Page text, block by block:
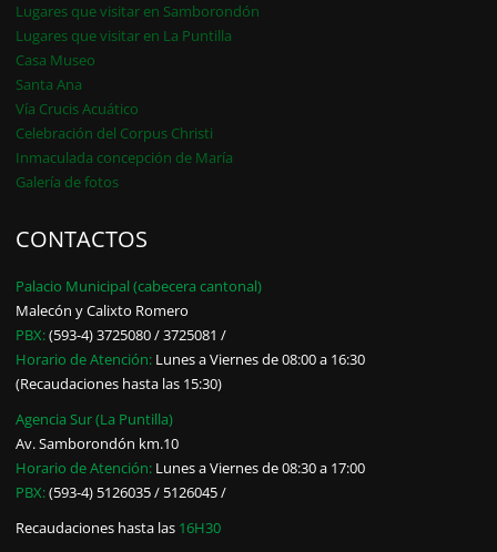
Lugares que visitar en Samborondón
Lugares que visitar en La Puntilla
Casa Museo
Santa Ana
Vía Crucis Acuático
Celebración del Corpus Christi
Inmaculada concepción de María
Galería de fotos
CONTACTOS
Palacio Municipal (cabecera cantonal)
Malecón y Calixto Romero
PBX:(593-4) 3725080 / 3725081 /
Horario de Atención: Lunes a Viernes de 08:00 a 16:30
(Recaudaciones hasta las 15:30)
Agencia Sur (La Puntilla)
Av. Samborondón km.10
Horario de Atención: Lunes a Viernes de 08:30 a 17:00
PBX:(593-4) 5126035 / 5126045 /
Recaudaciones hasta las 16H30